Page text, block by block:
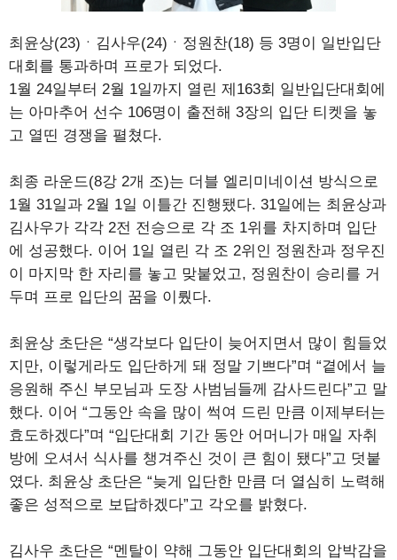
최윤상(23)ㆍ김사우(24)ㆍ정원찬(18) 등 3명이 일반입단
대회를 통과하며 프로가 되었다.
1월 24일부터 2월 1일까지 열린 제163회 일반입단대회에
는 아마추어 선수 106명이 출전해 3장의 입단 티켓을 놓
고 열띤 경쟁을 펼쳤다.
최종 라운드(8강 2개 조)는 더블 엘리미네이션 방식으로
1월 31일과 2월 1일 이틀간 진행됐다. 31일에는 최윤상과
김사우가 각각 2전 전승으로 각 조 1위를 차지하며 입단
에 성공했다. 이어 1일 열린 각 조 2위인 정원찬과 정우진
이 마지막 한 자리를 놓고 맞붙었고, 정원찬이 승리를 거
두며 프로 입단의 꿈을 이뤘다.
최윤상 초단은 “생각보다 입단이 늦어지면서 많이 힘들었
지만, 이렇게라도 입단하게 돼 정말 기쁘다”며 “곁에서 늘
응원해 주신 부모님과 도장 사범님들께 감사드린다”고 말
했다. 이어 “그동안 속을 많이 썩여 드린 만큼 이제부터는
효도하겠다”며 “입단대회 기간 동안 어머니가 매일 자취
방에 오셔서 식사를 챙겨주신 것이 큰 힘이 됐다”고 덧붙
였다. 최윤상 초단은 “늦게 입단한 만큼 더 열심히 노력해
좋은 성적으로 보답하겠다”고 각오를 밝혔다.
김사우 초단은 “멘탈이 약해 그동안 입단대회의 압박감을